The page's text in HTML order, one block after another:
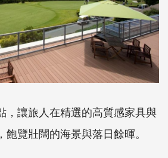
，讓旅人在精選的高質感家具與
覽壯闊的海景與落日餘暉。